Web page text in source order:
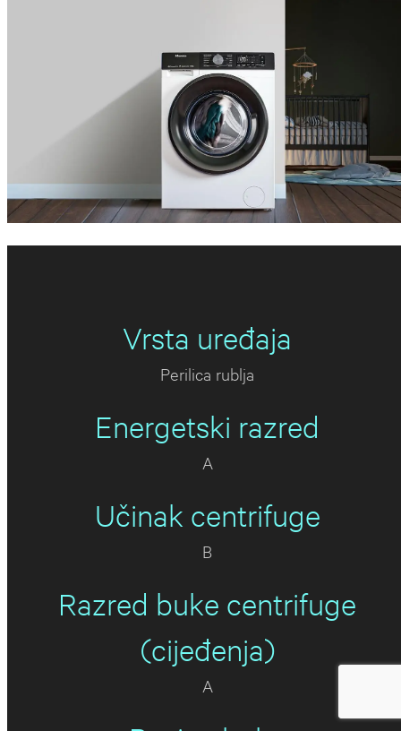
Vrsta uređaja
Perilica rublja
Energetski razred
A
Učinak centrifuge
B
Razred buke centrifuge
(cijeđenja)
A